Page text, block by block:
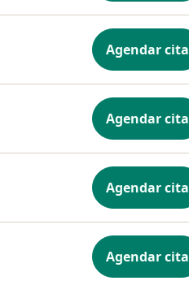
Agendar cita
Agendar cita
Agendar cita
Agendar cita